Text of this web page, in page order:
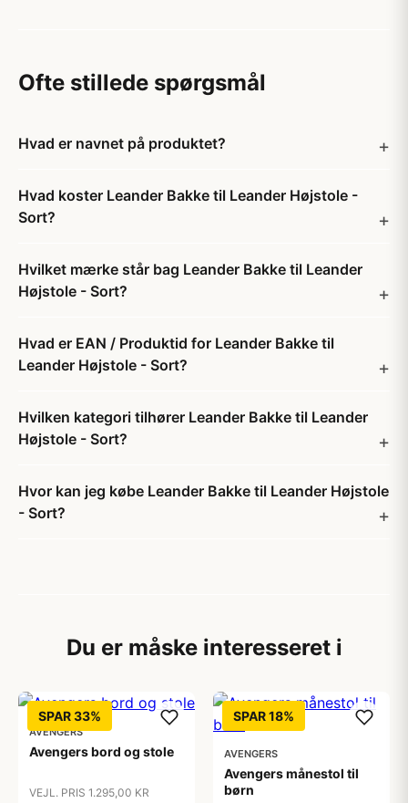
Ofte stillede spørgsmål
Hvad er navnet på produktet?
Hvad koster Leander Bakke til Leander Højstole -
Sort?
Hvilket mærke står bag Leander Bakke til Leander
Højstole - Sort?
Hvad er EAN / Produktid for Leander Bakke til
Leander Højstole - Sort?
Hvilken kategori tilhører Leander Bakke til Leander
Højstole - Sort?
Hvor kan jeg købe Leander Bakke til Leander Højstole
- Sort?
Du er måske interesseret i
SPAR 33%
AVENGERS
Avengers bord og stole
VEJL. PRIS 1.295,00 KR
SPAR 18%
AVENGERS
Avengers månestol til
børn